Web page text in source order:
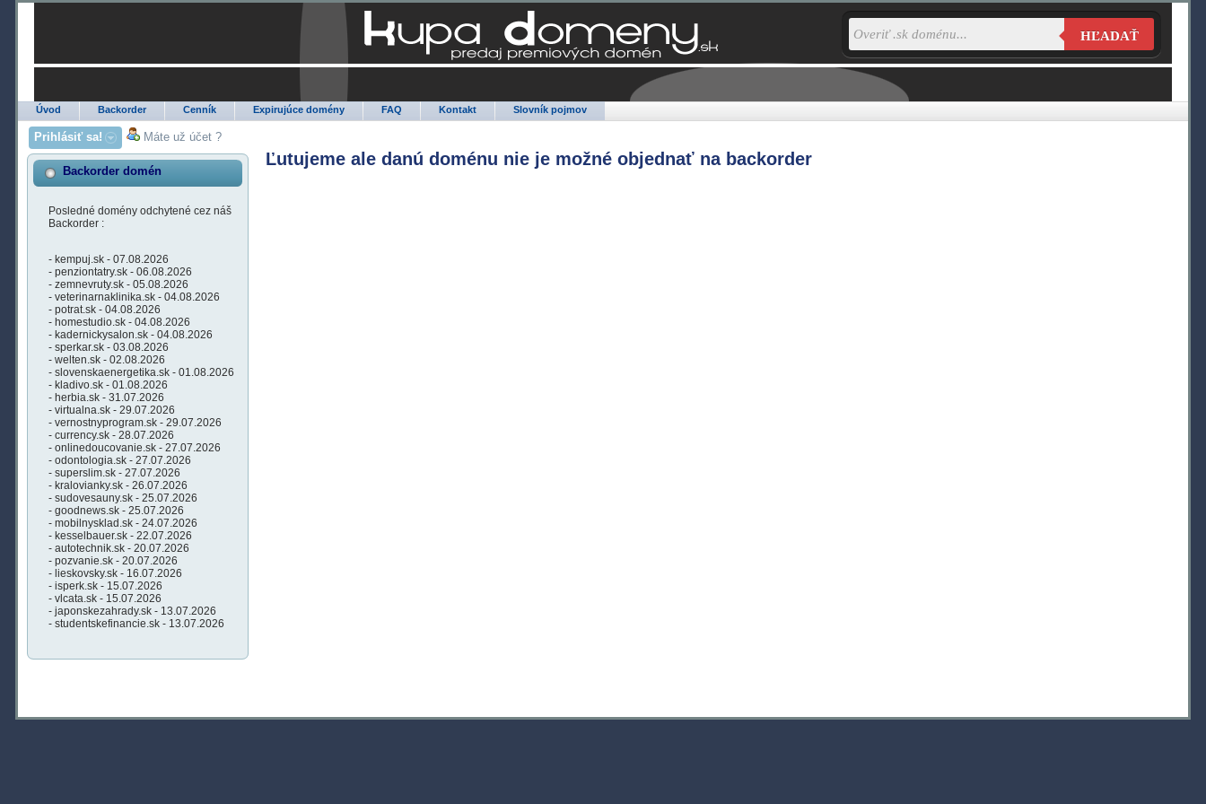
Úvod Backorder Cenník Expirujúce domény FAQ Kontakt Slovník pojmov
HĽADAŤ
Prihlásiť sa! Máte už účet ?
Backorder domén
Posledné domény odchytené cez náš
Backorder :
- kempuj.sk - 07.08.2026
- penziontatry.sk - 06.08.2026
- zemnevruty.sk - 05.08.2026
- veterinarnaklinika.sk - 04.08.2026
- potrat.sk - 04.08.2026
- homestudio.sk - 04.08.2026
- kadernickysalon.sk - 04.08.2026
- sperkar.sk - 03.08.2026
- welten.sk - 02.08.2026
- slovenskaenergetika.sk - 01.08.2026
- kladivo.sk - 01.08.2026
- herbia.sk - 31.07.2026
- virtualna.sk - 29.07.2026
- vernostnyprogram.sk - 29.07.2026
- currency.sk - 28.07.2026
- onlinedoucovanie.sk - 27.07.2026
- odontologia.sk - 27.07.2026
- superslim.sk - 27.07.2026
- kralovianky.sk - 26.07.2026
- sudovesauny.sk - 25.07.2026
- goodnews.sk - 25.07.2026
- mobilnysklad.sk - 24.07.2026
- kesselbauer.sk - 22.07.2026
- autotechnik.sk - 20.07.2026
- pozvanie.sk - 20.07.2026
- lieskovsky.sk - 16.07.2026
- isperk.sk - 15.07.2026
- vlcata.sk - 15.07.2026
- japonskezahrady.sk - 13.07.2026
- studentskefinancie.sk - 13.07.2026
Ľutujeme ale danú doménu nie je možné objednať na backorder